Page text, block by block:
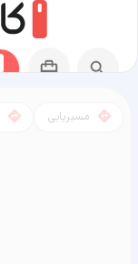
مسیریابی